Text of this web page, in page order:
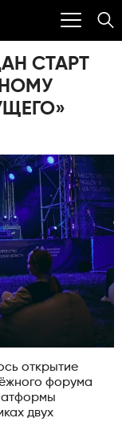
СТАРТ
открытие
форума
двух